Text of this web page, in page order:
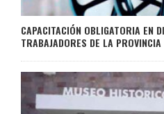
CAPACITACIÓN OBLIGATORIA EN
TRABAJADORES DE LA PROVINCIA